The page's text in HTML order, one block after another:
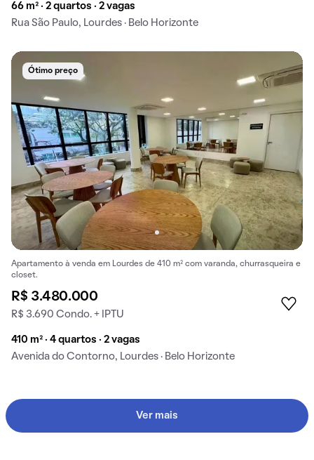
66 m² · 2 quartos · 2 vagas
Rua São Paulo, Lourdes · Belo Horizonte
Ótimo preço
Apartamento à venda em Lourdes de 410 m² com varanda, churrasqueira e
closet.
R$ 3.480.000
R$ 3.690 Condo. + IPTU
410 m² · 4 quartos · 2 vagas
Avenida do Contorno, Lourdes · Belo Horizonte
Ver mais